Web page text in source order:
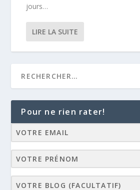
jours…
LIRE LA SUITE
Pour ne rien rater!